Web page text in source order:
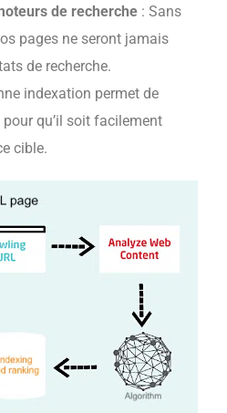
de recherche : Sans
pages ne seront jamais
de recherche.
indexation permet de
qu’il soit facilement
cible.